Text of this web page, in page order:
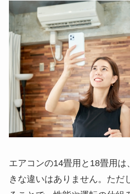
エアコンの14畳用と18畳用は
きな違いはありません。ただ